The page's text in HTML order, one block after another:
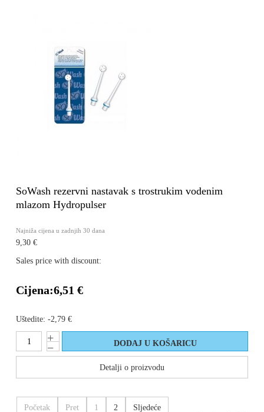
SoWash rezervni nastavak s trostrukim vodenim
mlazom Hydropulser
Najniža cijena u zadnjih 30 dana
9,30 €
Sales price with discount:
Cijena:6,51 €
Uštedite: -2,79 €
Detalji o proizvodu
Početak Pret 1 2 Sljedeće